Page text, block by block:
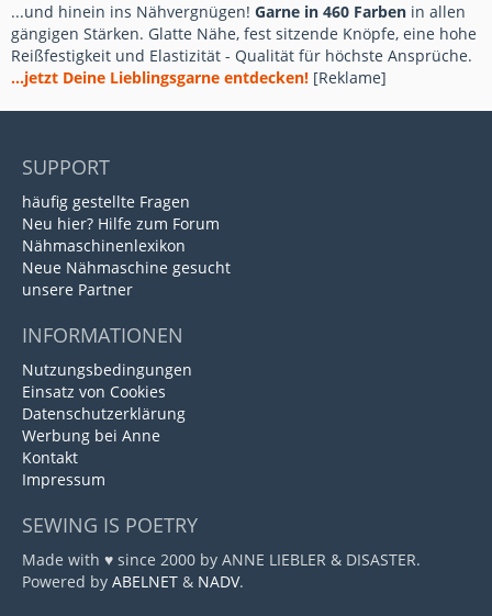
...und hinein ins Nähvergnügen! Garne in 460 Farben in allen
gängigen Stärken. Glatte Nähe, fest sitzende Knöpfe, eine hohe
Reißfestigkeit und Elastizität - Qualität für höchste Ansprüche.
...jetzt Deine Lieblingsgarne entdecken! [Reklame]
SUPPORT
häufig gestellte Fragen
Neu hier? Hilfe zum Forum
Nähmaschinenlexikon
Neue Nähmaschine gesucht
unsere Partner
INFORMATIONEN
Nutzungsbedingungen
Einsatz von Cookies
Datenschutzerklärung
Werbung bei Anne
Kontakt
Impressum
SEWING IS POETRY
Made with ♥ since 2000 by ANNE LIEBLER & DISASTER.
Powered by ABELNET & NADV.